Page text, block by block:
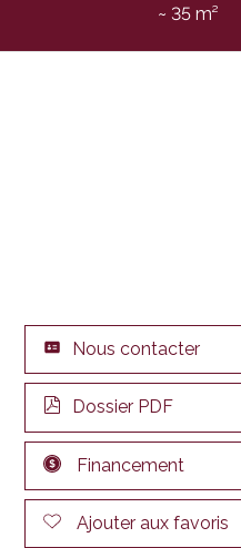
~ 35 m²
Nous contacter
Dossier PDF
Financement
Ajouter aux favoris